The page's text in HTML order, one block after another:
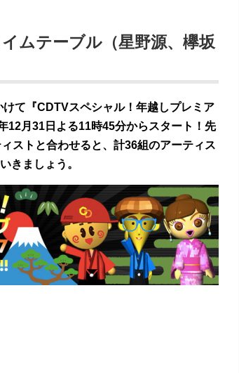
ムテーブル（星野源、欅坂
て『CDTVスペシャル！年越しプレミア
月31日よる11時45分からスタート！先
ストと合わせると、計36組のアーティス
きましょう。